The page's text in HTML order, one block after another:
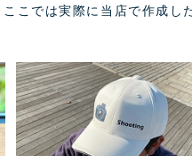
こでは実際に当店で作成し